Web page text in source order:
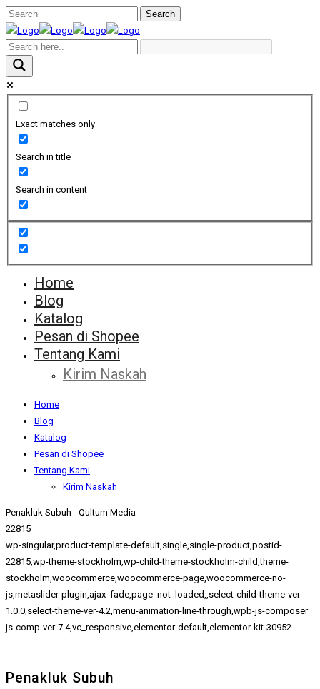
Exact matches only
Search in title
Search in content
Home
Blog
Katalog
Pesan di Shopee
Tentang Kami
Kirim Naskah
Home
Blog
Katalog
Pesan di Shopee
Tentang Kami
Kirim Naskah
Penakluk Subuh - Qultum Media
22815
wp-singular,product-template-default,single,single-product,postid-
22815,wp-theme-stockholm,wp-child-theme-stockholm-child,theme-
stockholm,woocommerce,woocommerce-page,woocommerce-no-
js,metaslider-plugin,ajax_fade,page_not_loaded,,select-child-theme-ver-
1.0.0,select-theme-ver-4.2,menu-animation-line-through,wpb-js-composer
js-comp-ver-7.4,vc_responsive,elementor-default,elementor-kit-30952
Penakluk Subuh